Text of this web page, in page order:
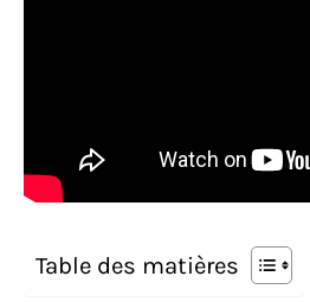
Table des matières